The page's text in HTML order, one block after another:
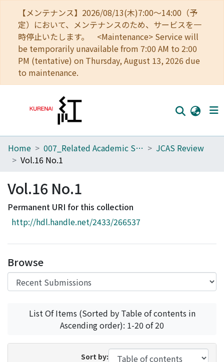
【メンテナンス】2026/08/13(木)7:00～14:00（予
定）において、メンテナンスのため、サービスを一
時停止いたします。 <Maintenance> Service will
be temporarily unavailable from 7:00 AM to 2:00
PM (tentative) on Thursday, August 13, 2026 due
to maintenance.
Home
Browse
Download Ranking
Access Statistics
Home 007_Related Academic Societies
JCAS Review
Vol.16 No.1
Vol.16 No.1
Permanent URI for this collection
http://hdl.handle.net/2433/266537
Browse
List Of Items (Sorted by Table of contents in
Ascending order): 1-20 of 20
Sort by: